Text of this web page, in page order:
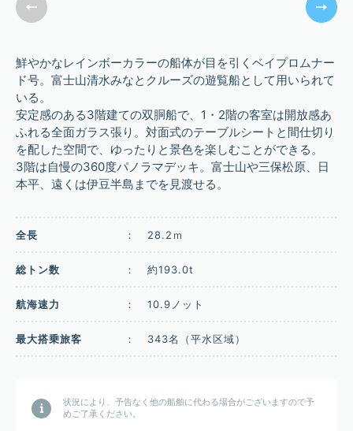
鮮やかなレインボーカラーの船体が目を引くベイプロムナー
ド号。富士山清水みなとクルーズの遊覧船として用いられて
いる。
安定感のある3階建ての双胴船で、1・2階の客室は開放感あ
ふれる全面ガラス張り。対面式のテーブルシートと間仕切り
を配した空間で、ゆったりと景色を楽しむことができる。
3階は自慢の360度パノラマデッキ。富士山や三保松原、日
本平、遠くは伊豆半島までを見渡せる。
全長 ： 28.2ｍ
総トン数 ： 約193.0t
航海速力 ： 10.9ノット
最大搭乗旅客 ： 343名（平水区域）
状況により、予告なく他の船舶に代わる場合がございますので予
めご了承ください。